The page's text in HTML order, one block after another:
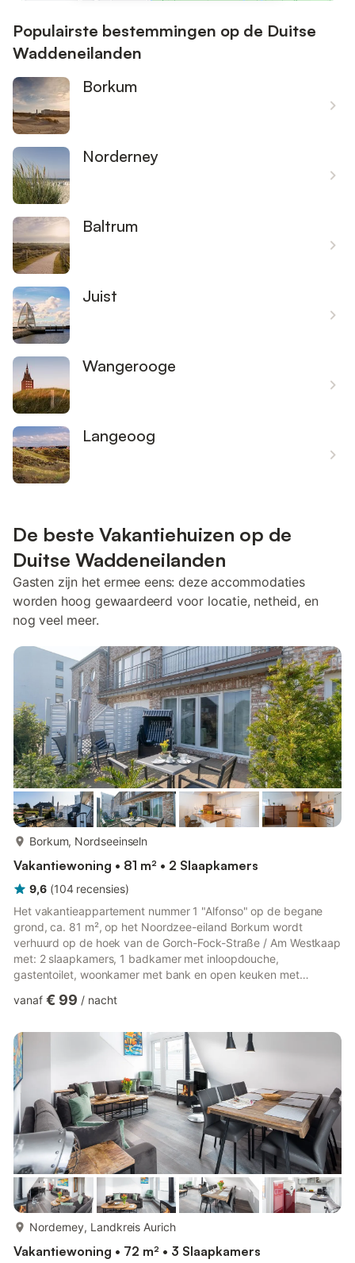
Populairste bestemmingen op de Duitse
Waddeneilanden
Borkum
Norderney
Baltrum
Juist
Wangerooge
Langeoog
De beste Vakantiehuizen op de
Duitse Waddeneilanden
Gasten zijn het ermee eens: deze accommodaties
worden hoog gewaardeerd voor locatie, netheid, en
nog veel meer.
Borkum, Nordseeinseln
Vakantiewoning • 81 m² • 2 Slaapkamers
9,6 (104 recensies)
Het vakantieappartement nummer 1 "Alfonso" op de begane
grond, ca. 81 m², op het Noordzee-eiland Borkum wordt
verhuurd op de hoek van de Gorch-Fock-Straße / Am Westkaap
met: 2 slaapkamers, 1 badkamer met inloopdouche,
gastentoilet, woonkamer met bank en open keuken met
en imponeert met zijn indeling en direct toegankelijk terras. Het
keuken en eetruimte zijn volledig uitgerust. De
"ouderslaapkamer" is voorzien van een tweepersoonsbed. De
andere slaapkamer heeft twee eenp...
vanaf € 99 / nacht
Norderney, Landkreis Aurich
Vakantiewoning • 72 m² • 3 Slaapkamers